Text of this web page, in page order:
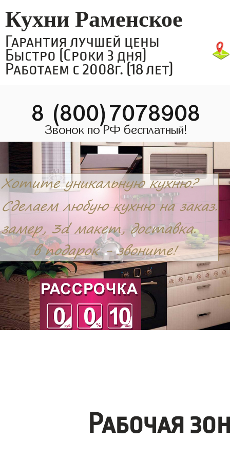
Кухни Раменское
Гарантия лучшей цены
Быстро (Сроки 3 дня)
Работаем с 2008г. (18 лет)
8 (800)7078908
Звонок по РФ бесплатный!
Рабочая